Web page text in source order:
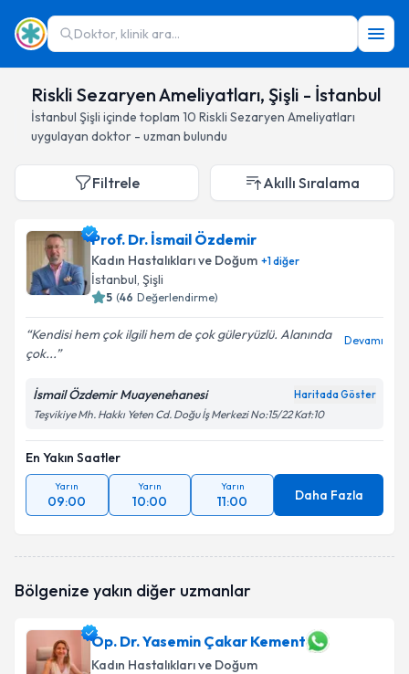
Doktor, klinik ara...
Riskli Sezaryen Ameliyatları, Şişli - İstanbul
İstanbul Şişli içinde toplam 10 Riskli Sezaryen Ameliyatları
uygulayan doktor - uzman bulundu
Filtrele Akıllı Sıralama
Prof. Dr. İsmail Özdemir
Kadın Hastalıkları ve Doğum +1diğer
İstanbul, Şişli
5 (46 Değerlendirme)
Kendisi hem çok ilgili hem de çok güleryüzlü. Alanında
çok...
Devamı
İsmail Özdemir Muayenehanesi Haritada Göster
Teşvikiye Mh. Hakkı Yeten Cd. Doğu İş Merkezi No:15/22 Kat:10
En Yakın Saatler
Yarın
09:00
Yarın
10:00
Yarın
11:00 Daha Fazla
Bölgenize yakın diğer uzmanlar
Op. Dr. Yasemin Çakar Kement
Kadın Hastalıkları ve Doğum